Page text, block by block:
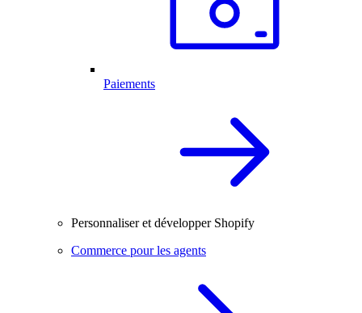
Paiements
Personnaliser et développer Shopify
Commerce pour les agents